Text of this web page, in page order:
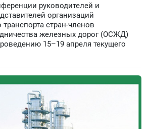
руководителей и
организаций
стран-членов
железных дорог (ОСЖД)
15–19 апреля текущего